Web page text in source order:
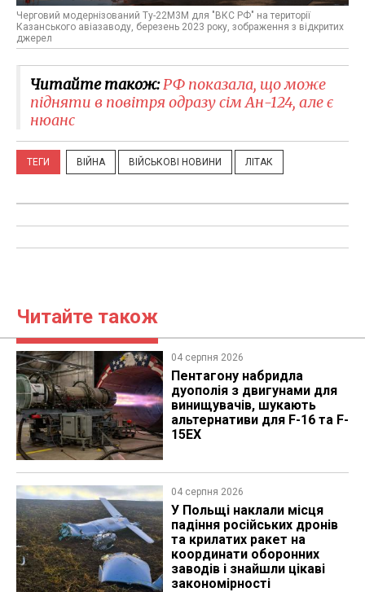
Черговий модернізований Ту-22М3М для "ВКС РФ" на території
Казанського авіазаводу, березень 2023 року, зображення з відкритих
джерел
Читайте також:РФ показала, що може
підняти в повітря одразу сім Ан-124, але є
нюанс
ТЕГИ ВІЙНА ВІЙСЬКОВІ НОВИНИ ЛІТАК
Читайте також
04 серпня 2026
Пентагону набридла
дуополія з двигунами для
винищувачів, шукають
альтернативи для F-16 та F-
15EX
04 серпня 2026
У Польщі наклали місця
падіння російських дронів
та крилатих ракет на
координати оборонних
заводів і знайшли цікаві
закономірності